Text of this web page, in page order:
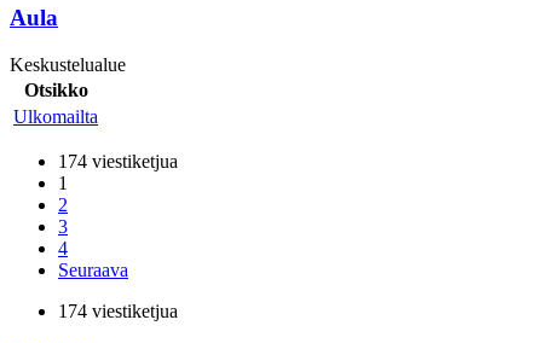
Aula
Keskustelualue
Otsikko
Ulkomailta
174 viestiketjua
1
2
3
4
Seuraava
174 viestiketjua